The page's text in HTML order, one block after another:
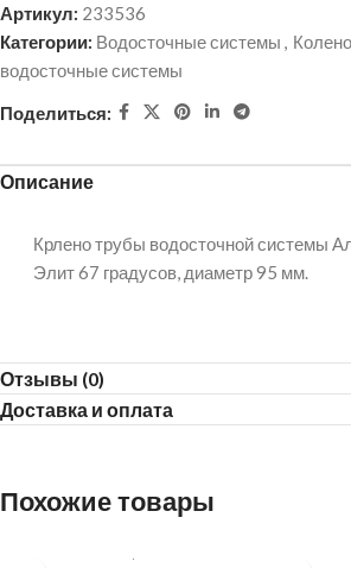
Артикул: 233536
Категории: Водосточные системы ,
водосточные системы
Поделиться:
Описание
Крлено трубы водосточной системы
Элит 67 градусов, диаметр 95 мм.
Отзывы (0)
Доставка и оплата
Похожие товары